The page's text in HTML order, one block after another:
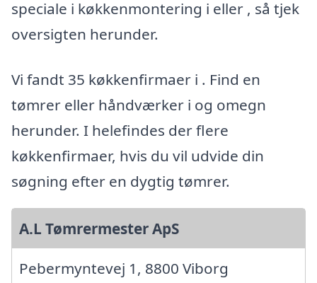
speciale i køkkenmontering i eller , så tjek
oversigten herunder.
Vi fandt 35 køkkenfirmaer i . Find en
tømrer eller håndværker i og omegn
herunder. I helefindes der flere
køkkenfirmaer, hvis du vil udvide din
søgning efter en dygtig tømrer.
A.L Tømrermester ApS
Pebermyntevej 1, 8800 Viborg